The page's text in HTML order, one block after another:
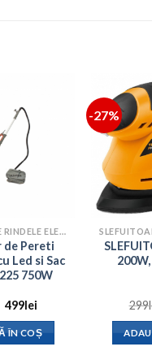
SLEFUITOARE RINDELE ELECTRICE
Pereti
Led si Sac
750W
Prețul
a
fost:
499leiPrețul
este:
499lei.
ÎN COȘ
-27%
299